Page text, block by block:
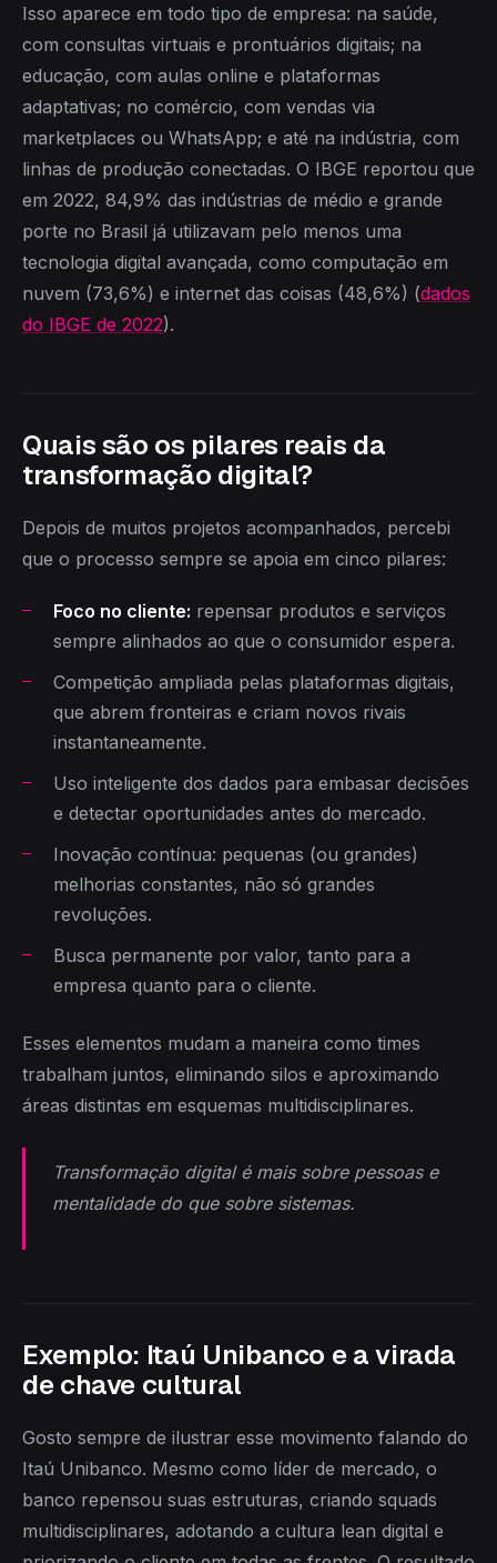
Isso aparece em todo tipo de empresa: na saúde,
com consultas virtuais e prontuários digitais; na
educação, com aulas online e plataformas
adaptativas; no comércio, com vendas via
marketplaces ou WhatsApp; e até na indústria, com
linhas de produção conectadas. O IBGE reportou que
em 2022, 84,9% das indústrias de médio e grande
porte no Brasil já utilizavam pelo menos uma
tecnologia digital avançada, como computação em
nuvem (73,6%) e internet das coisas (48,6%) (dados
do IBGE de 2022).
Quais são os pilares reais da
transformação digital?
Depois de muitos projetos acompanhados, percebi
que o processo sempre se apoia em cinco pilares:
Foco no cliente: repensar produtos e serviços
sempre alinhados ao que o consumidor espera.
Competição ampliada pelas plataformas digitais,
que abrem fronteiras e criam novos rivais
instantaneamente.
Uso inteligente dos dados para embasar decisões
e detectar oportunidades antes do mercado.
Inovação contínua: pequenas (ou grandes)
melhorias constantes, não só grandes
revoluções.
Busca permanente por valor, tanto para a
empresa quanto para o cliente.
Esses elementos mudam a maneira como times
trabalham juntos, eliminando silos e aproximando
áreas distintas em esquemas multidisciplinares.
Transformação digital é mais sobre pessoas e
mentalidade do que sobre sistemas.
Exemplo: Itaú Unibanco e a virada
de chave cultural
Gosto sempre de ilustrar esse movimento falando do
Itaú Unibanco. Mesmo como líder de mercado, o
banco repensou suas estruturas, criando squads
multidisciplinares, adotando a cultura lean digital e